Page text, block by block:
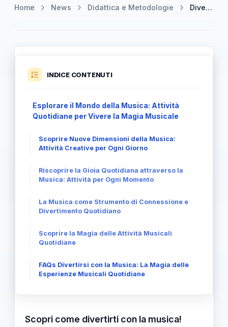
Home News Didattica e Metodologie Divertirsi con la Musica: La Magia delle Esperienze Musicali Quotidiane
INDICE CONTENUTI
Esplorare il Mondo della Musica: Attività
Quotidiane per Vivere la Magia Musicale
Scoprire Nuove Dimensioni della Musica:
Attività Creative per Ogni Giorno
Riscoprire la Gioia Quotidiana attraverso la
Musica: Attività per Ogni Momento
La Musica come Strumento di Connessione e
Divertimento Quotidiano
Scoprire la Magia delle Attività Musicali
Quotidiane
FAQs Divertirsi con la Musica: La Magia delle
Esperienze Musicali Quotidiane
Scopri come divertirti con la musica!